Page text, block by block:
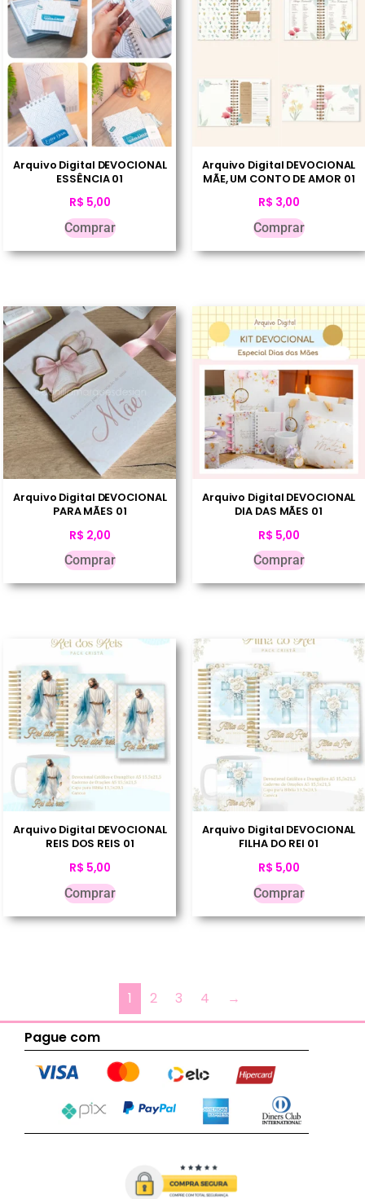
Arquivo Digital DEVOCIONAL
ESSÊNCIA 01
R$ 5,00
Comprar
Arquivo Digital DEVOCIONAL
MÃE, UM CONTO DE AMOR 01
R$ 3,00
Comprar
Arquivo Digital DEVOCIONAL
PARA MÃES 01
R$ 2,00
Comprar
Arquivo Digital DEVOCIONAL
DIA DAS MÃES 01
R$ 5,00
Comprar
Arquivo Digital DEVOCIONAL
REIS DOS REIS 01
R$ 5,00
Comprar
Arquivo Digital DEVOCIONAL
FILHA DO REI 01
R$ 5,00
Comprar
1 2 3 4 →
Pague com